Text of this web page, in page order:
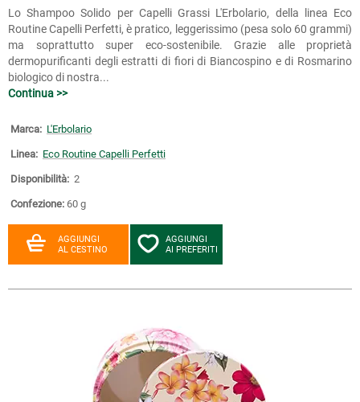
Lo Shampoo Solido per Capelli Grassi L'Erbolario, della linea Eco
Routine Capelli Perfetti, è pratico, leggerissimo (pesa solo 60 grammi)
ma soprattutto super eco-sostenibile. Grazie alle proprietà
dermopurificanti degli estratti di fiori di Biancospino e di Rosmarino
biologico di nostra...
Continua >>
Marca: L'Erbolario
Linea: Eco Routine Capelli Perfetti
Disponibilità: 2
Confezione: 60 g
AGGIUNGI
AL CESTINO
AGGIUNGI
AI PREFERITI